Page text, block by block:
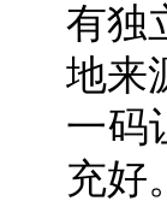
有独
地来
一码
充好